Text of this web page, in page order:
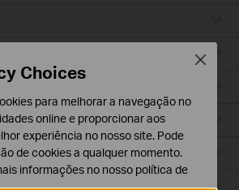
Choices
para melhorar a navegação no
online e proporcionar aos
experiência no nosso site. Pode
de cookies a qualquer momento.
informações no nosso política de
Close